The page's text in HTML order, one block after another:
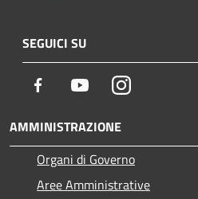
SEGUICI SU
Facebook YoutubeInstagram
AMMINISTRAZIONE
Organi di Governo
Aree Amministrative